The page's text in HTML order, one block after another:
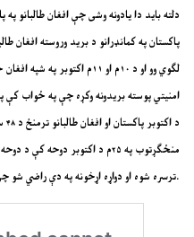
دلته باید دا یادونه وشی چې افغان طالبانو
پاکستان په کمانډرانو د برید وروسته افغان
لګوي وو او د ۱۰م او ۱۱م
منځګړتوب په ۲۵م د اکتوبر دوحه
ترسره شوه او دواړه اړخونه په دې راضي شو چې اوربند به دوام وکړي.